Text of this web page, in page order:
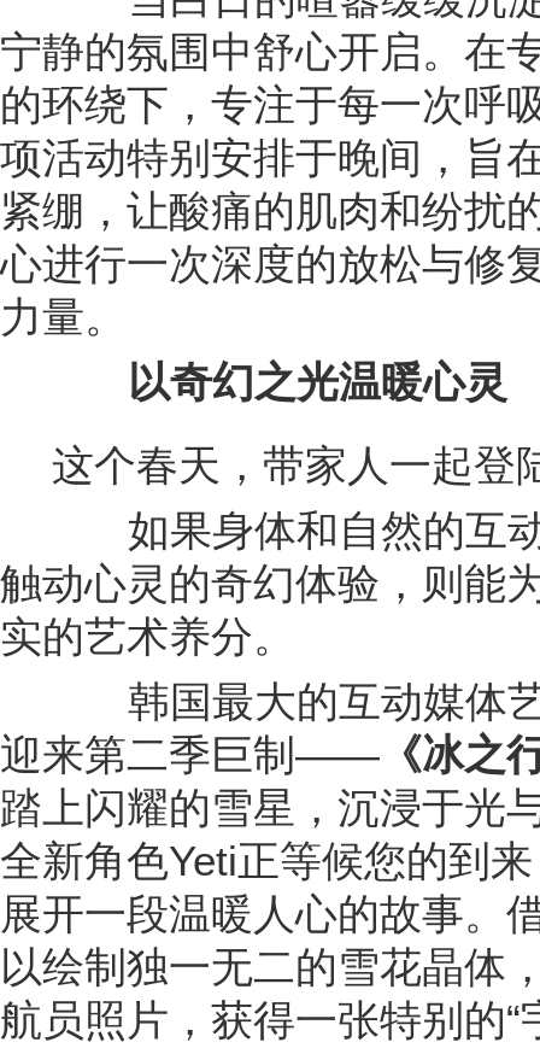
宁静的氛围中舒心开启。在
的环绕下，专注于每一次呼
项活动特别安排于晚间，旨
紧绷，让酸痛的肌肉和纷扰
心进行一次深度的放松与修
力量。
以奇幻之光温暖心灵
这个春天，带家人一起登
如果身体和自然的互动
触动心灵的奇幻体验，则能
实的艺术养分。
韩国最大的互动媒体
迎来第二季巨制—— 《冰之
踏上闪耀的雪星，沉浸于光
全新角色Yeti正等候您的到
展开一段温暖人心的故事。
以绘制独一无二的雪花晶体
航员照片，获得一张特别的